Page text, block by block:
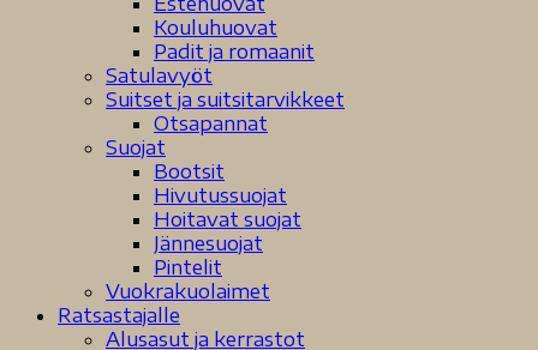
Kouluhuovat
Padit ja romaanit
Satulavyöt
Suitset ja suitsitarvikkeet
Otsapannat
Suojat
Bootsit
Hivutussuojat
Hoitavat suojat
Jännesuojat
Pintelit
Vuokrakuolaimet
Ratsastajalle
Alusasut ja kerrastot